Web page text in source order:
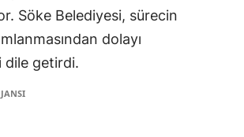
Söke Belediyesi, sürecin
dolayı
dile getirdi.